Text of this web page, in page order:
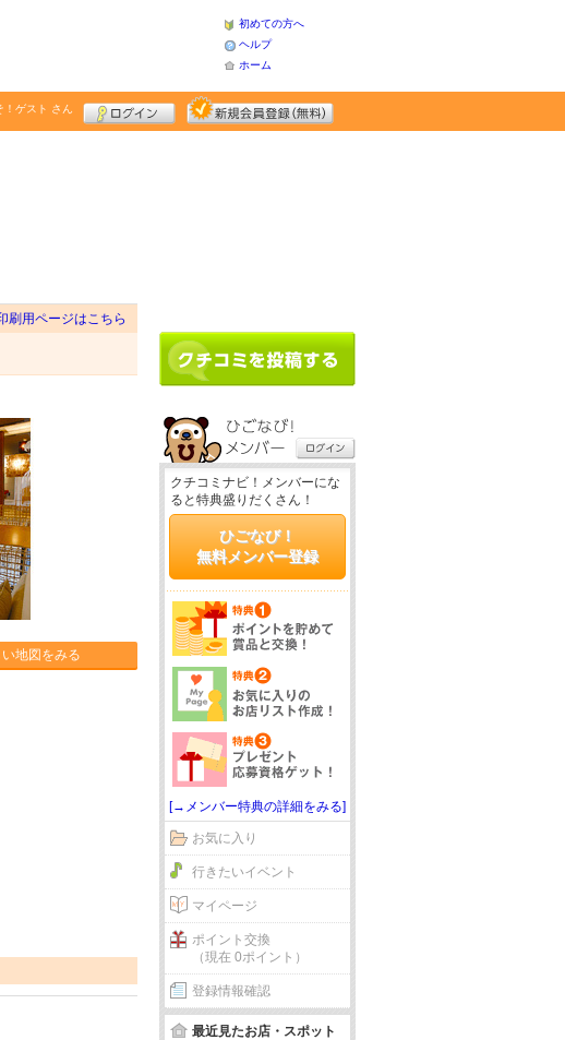
初めての方へ
ヘルプ
ホーム
ゲスト さん
刷用ページはこちら
地図をみる
クチコミナビ！メンバーにな
ると特典盛りだくさん！
ひごなび！
無料メンバー登録
[→メンバー特典の詳細をみる]
お気に入り
行きたいイベント
マイページ
ポイント交換
（現在 0ポイント）
登録情報確認
最近見たお店・スポット